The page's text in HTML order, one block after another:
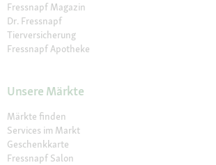
Fressnapf Magazin
Dr. Fressnapf
Tierversicherung
Fressnapf Apotheke
Unsere Märkte
Märkte finden
Services im Markt
Geschenkkarte
Fressnapf Salon